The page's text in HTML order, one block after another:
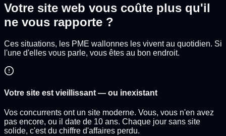
Votre site web vous coûte plus qu'il
ne vous rapporte ?
Ces situations, les PME wallonnes les vivent au quotidien. Si
l'une d'elles vous parle, vous êtes au bon endroit.
Votre site est vieillissant — ou inexistant
Vos concurrents ont un site moderne. Vous, vous n'en avez
pas encore, ou il date de 10 ans. Chaque jour sans site
solide, c'est du chiffre d'affaires perdu.